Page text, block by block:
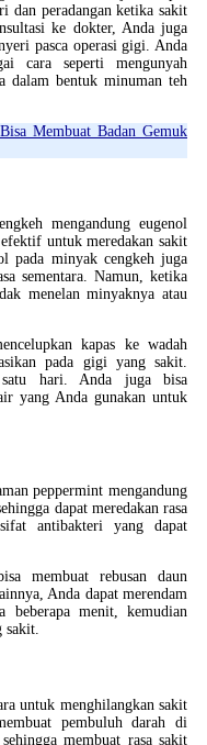
dan peradangan ketika sakit
ke dokter, Anda juga
pasca operasi gigi. Anda
cara seperti mengunyah
dalam bentuk minuman teh
Membuat Badan Gemuk
mengandung eugenol
untuk meredakan sakit
pada minyak cengkeh juga
sementara. Namun, ketika
menelan minyaknya atau
kapas ke wadah
pada gigi yang sakit.
hari. Anda juga bisa
yang Anda gunakan untuk
peppermint mengandung
dapat meredakan rasa
antibakteri yang dapat
membuat rebusan daun
Anda dapat merendam
beberapa menit, kemudian
sakit.
untuk menghilangkan sakit
pembuluh darah di
membuat rasa sakit